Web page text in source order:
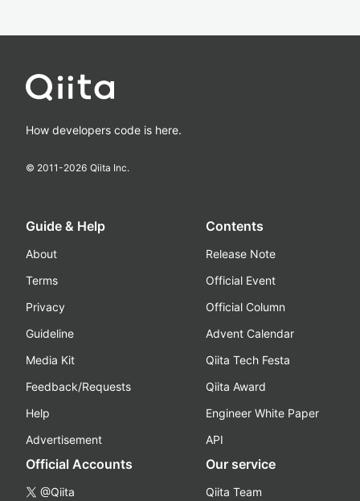
How developers code is here.
© 2011-2026 Qiita Inc.
Guide & Help
About
Terms
Privacy
Guideline
Media Kit
Feedback/Requests
Help
Advertisement
Contents
Release Note
Official Event
Official Column
Advent Calendar
Qiita Tech Festa
Qiita Award
Engineer White Paper
API
Official Accounts
@Qiita
Our service
Qiita Team